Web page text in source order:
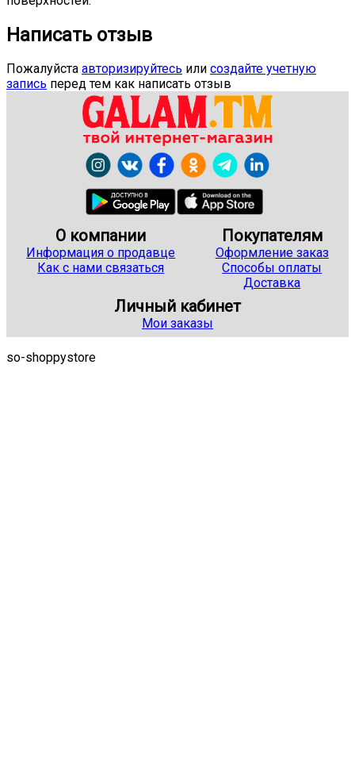
Написать отзыв
Пожалуйста авторизируйтесь или создайте учетную
запись перед тем как написать отзыв
О компании
Информация о продавце
Как с нами связаться
Покупателям
Оформление заказ
Способы оплаты
Доставка
Личный кабинет
Мои заказы
so-shoppystore